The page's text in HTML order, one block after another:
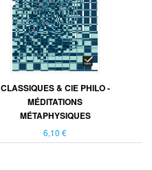
CLASSIQUES & CIE PHILO -
MÉDITATIONS
MÉTAPHYSIQUES
6,10 €